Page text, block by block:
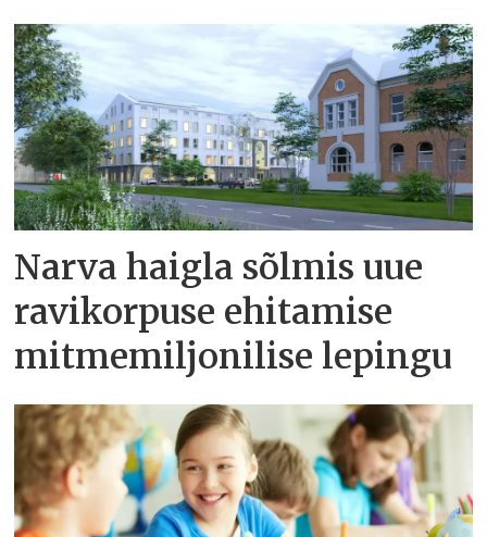
Narva haigla sõlmis uue
ravikorpuse ehitamise
mitmemiljonilise lepingu